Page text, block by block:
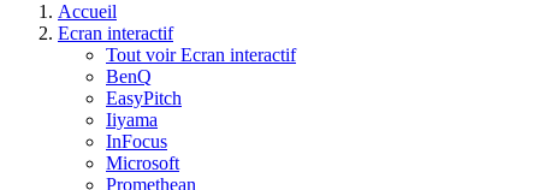
Accueil
Ecran interactif
Tout voir Ecran interactif
BenQ
EasyPitch
Iiyama
InFocus
Microsoft
Promethean